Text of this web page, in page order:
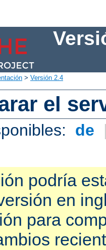
> Versión 2.4
el
de
podría
en
para